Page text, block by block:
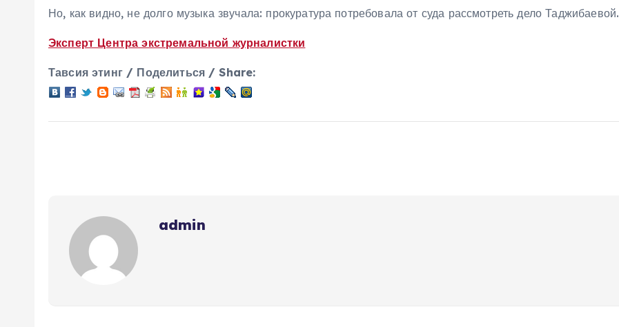
Но, как видно, не долго музыка звучала: прокуратура потребовала от суда рассмотреть дело Таджибаевой.
Эксперт Центра экстремальной журналистки
Тавсия этинг / Поделиться / Share:
admin